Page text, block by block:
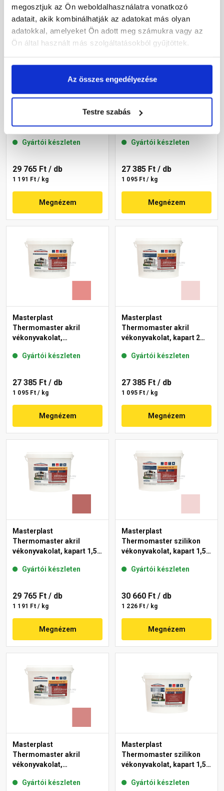
megosztjuk az Ön weboldalhasználatra vonatkozó
adatait, akik kombinálhatják az adatokat más olyan
adatokkal, amelyeket Ön adott meg számukra vagy az
Ön által használt más szolgáltatásokból gyűjtöttek.
Az összes engedélyezése
Testre szabás
vékonyvakolat, kapart 2
mm 22-C 25 kg
Gyártói készleten
29 765 Ft / db
1 191 Ft / kg
Megnézem
Thermomaster akril
vékonyvakolat, kapart 2
mm 22-D 25 kg
Gyártói készleten
27 385 Ft / db
1 095 Ft / kg
Megnézem
Masterplast
Thermomaster akril
vékonyvakolat,
22-D 25 kg
Gyártói készleten
27 385 Ft / db
1 095 Ft / kg
Megnézem
Masterplast
Thermomaster akril
vékonyvakolat, kapart 2
Gyártói készleten
27 385 Ft / db
1 095 Ft / kg
Megnézem
Masterplast
Thermomaster akril
vékonyvakolat, kapart 1,5
Gyártói készleten
29 765 Ft / db
1 191 Ft / kg
Megnézem
Masterplast
Thermomaster szilikon
vékonyvakolat, kapart 1,5
Gyártói készleten
30 660 Ft / db
1 226 Ft / kg
Megnézem
Masterplast
Thermomaster akril
vékonyvakolat,
21-D 25 kg
Gyártói készleten
Masterplast
Thermomaster szilikon
vékonyvakolat, kapart 1,5
Gyártói készleten